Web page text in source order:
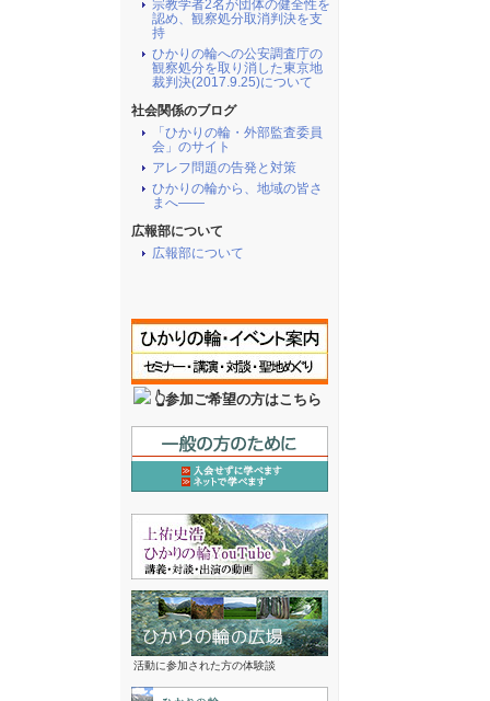
宗教学者2名が団体の健全性を
認め、観察処分取消判決を支
持
ひかりの輪への公安調査庁の
観察処分を取り消した東京地
裁判決(2017.9.25)について
社会関係のブログ
「ひかりの輪・外部監査委員
会」のサイト
アレフ問題の告発と対策
ひかりの輪から、地域の皆さ
まへ――
広報部について
広報部について
👆参加ご希望の方はこちら
活動に参加された方の体験談